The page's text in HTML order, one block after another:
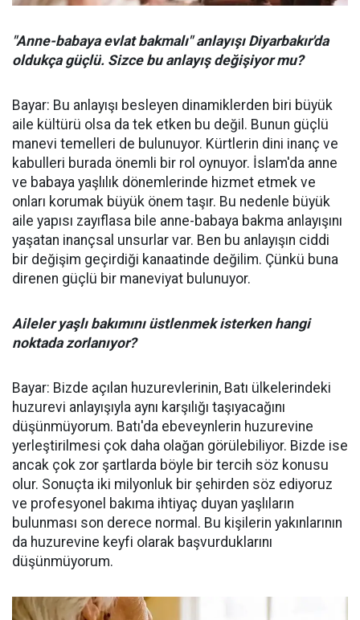
"Anne-babaya evlat bakmalı" anlayışı Diyarbakır'da
oldukça güçlü. Sizce bu anlayış değişiyor mu?
Bayar: Bu anlayışı besleyen dinamiklerden biri büyük
aile kültürü olsa da tek etken bu değil. Bunun güçlü
manevi temelleri de bulunuyor. Kürtlerin dini inanç ve
kabulleri burada önemli bir rol oynuyor. İslam'da anne
ve babaya yaşlılık dönemlerinde hizmet etmek ve
onları korumak büyük önem taşır. Bu nedenle büyük
aile yapısı zayıflasa bile anne-babaya bakma anlayışını
yaşatan inançsal unsurlar var. Ben bu anlayışın ciddi
bir değişim geçirdiği kanaatinde değilim. Çünkü buna
direnen güçlü bir maneviyat bulunuyor.
Aileler yaşlı bakımını üstlenmek isterken hangi
noktada zorlanıyor?
Bayar: Bizde açılan huzurevlerinin, Batı ülkelerindeki
huzurevi anlayışıyla aynı karşılığı taşıyacağını
düşünmüyorum. Batı'da ebeveynlerin huzurevine
yerleştirilmesi çok daha olağan görülebiliyor. Bizde ise
ancak çok zor şartlarda böyle bir tercih söz konusu
olur. Sonuçta iki milyonluk bir şehirden söz ediyoruz
ve profesyonel bakıma ihtiyaç duyan yaşlıların
bulunması son derece normal. Bu kişilerin yakınlarının
da huzurevine keyfi olarak başvurduklarını
düşünmüyorum.